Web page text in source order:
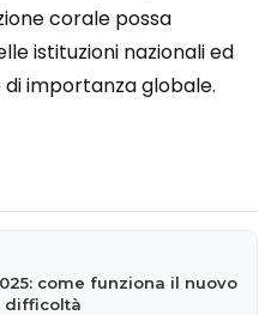
corale possa
istituzioni nazionali ed
importanza globale.
come funziona il nuovo
difficoltà